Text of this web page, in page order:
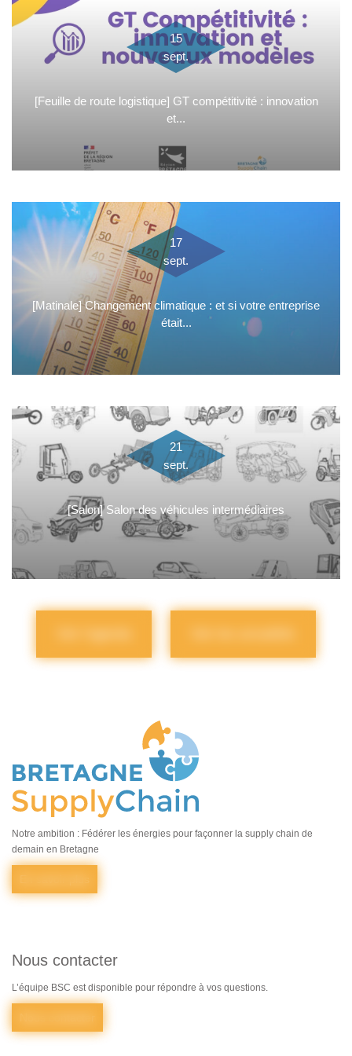
15
sept.
[Feuille de route logistique] GT compétitivité : innovation
et...
17
sept.
[Matinale] Changement climatique : et si votre entreprise
était...
21
sept.
[Salon] Salon des véhicules intermédiaires
Notre ambition : Fédérer les énergies pour façonner la supply chain de
demain en Bretagne
Nous contacter
L’équipe BSC est disponible pour répondre à vos questions.